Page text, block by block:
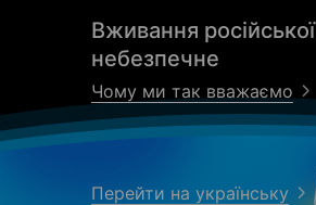
Вживання російської
небезпечне
Чому ми так вважаємо
Перейти на українську